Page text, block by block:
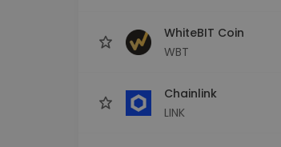
WhiteBIT Coin
WBT
Chainlink
LINK